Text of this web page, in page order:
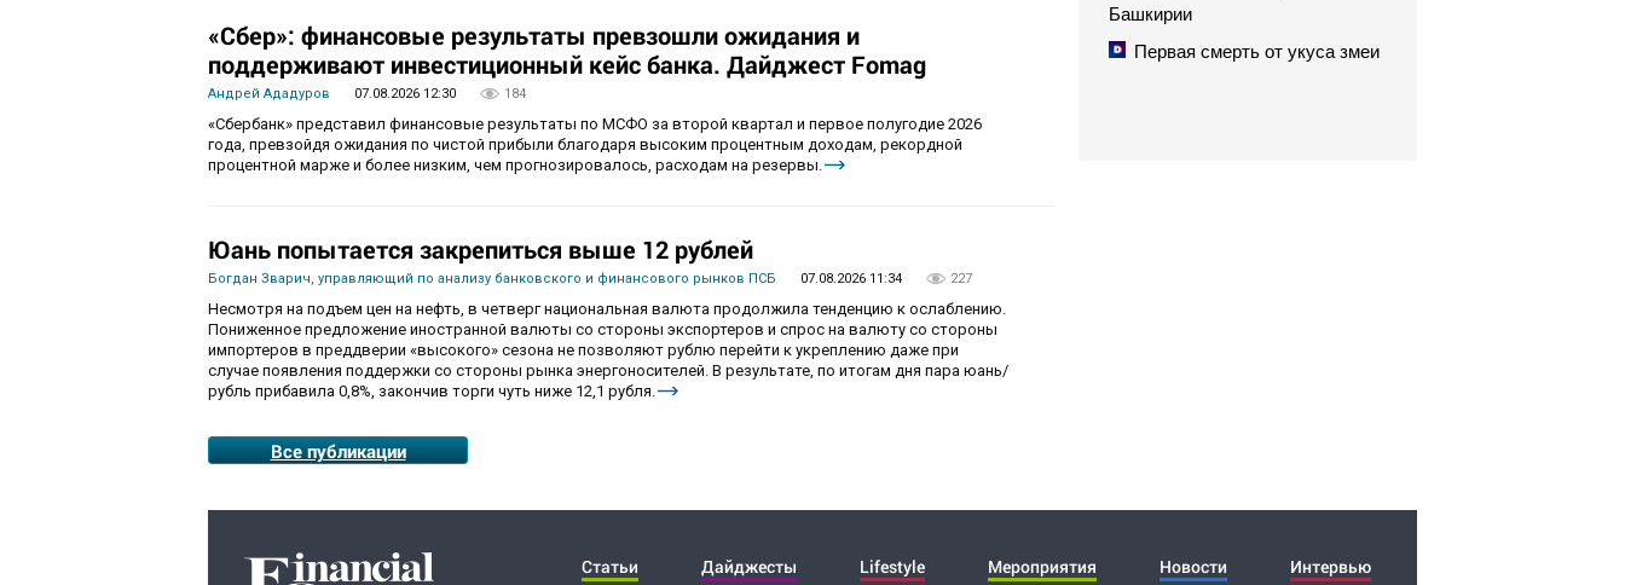
«Сбер»: финансовые результаты превзошли ожидания и
поддерживают инвестиционный кейс банка. Дайджест Fomag
Андрей Ададуров 07.08.2026 12:30 184
«Сбербанк» представил финансовые результаты по МСФО за второй квартал и первое полугодие 2026
года, превзойдя ожидания по чистой прибыли благодаря высоким процентным доходам, рекордной
процентной марже и более низким, чем прогнозировалось, расходам на резервы.
Юань попытается закрепиться выше 12 рублей
Богдан Зварич, управляющий по анализу банковского и финансового рынков ПСБ 07.08.2026 11:34 227
Несмотря на подъем цен на нефть, в четверг национальная валюта продолжила тенденцию к ослаблению.
Пониженное предложение иностранной валюты со стороны экспортеров и спрос на валюту со стороны
импортеров в преддверии «высокого» сезона не позволяют рублю перейти к укреплению даже при
случае появления поддержки со стороны рынка энергоносителей. В результате, по итогам дня пара юань/
рубль прибавила 0,8%, закончив торги чуть ниже 12,1 рубля.
Все публикации
Башкирии
Первая смерть от укуса змеи
Статьи Дайджесты Lifestyle Мероприятия Новости Интервью